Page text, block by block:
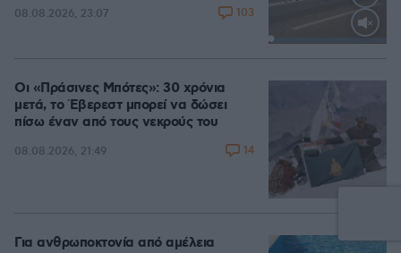
08.08.2026, 23:07 103
Οι «Πράσινες Μπότες»: 30 χρόνια
μετά, το Έβερεστ μπορεί να δώσει
πίσω έναν από τους νεκρούς του
08.08.2026, 21:49 14
Για ανθρωποκτονία από αμέλεια